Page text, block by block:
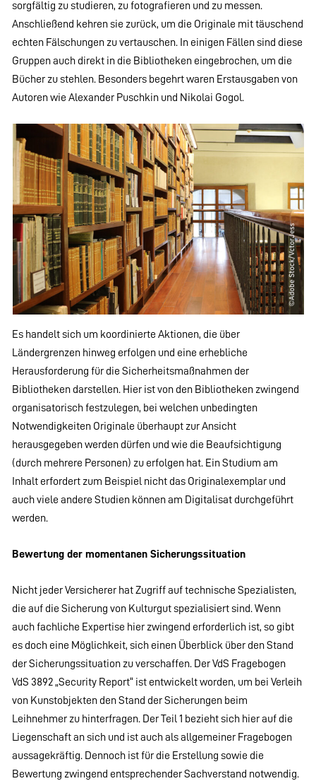
sorgfältig zu studieren, zu fotografieren und zu messen.
Anschließend kehren sie zurück, um die Originale mit täuschend
echten Fälschungen zu vertauschen. In einigen Fällen sind diese
Gruppen auch direkt in die Bibliotheken eingebrochen, um die
Bücher zu stehlen. Besonders begehrt waren Erstausgaben von
Autoren wie Alexander Puschkin und Nikolai Gogol.
Es handelt sich um koordinierte Aktionen, die über
Ländergrenzen hinweg erfolgen und eine erhebliche
Herausforderung für die Sicherheitsmaßnahmen der
Bibliotheken darstellen. Hier ist von den Bibliotheken zwingend
organisatorisch festzulegen, bei welchen unbedingten
Notwendigkeiten Originale überhaupt zur Ansicht
herausgegeben werden dürfen und wie die Beaufsichtigung
(durch mehrere Personen) zu erfolgen hat. Ein Studium am
Inhalt erfordert zum Beispiel nicht das Originalexemplar und
auch viele andere Studien können am Digitalisat durchgeführt
werden.
Bewertung der momentanen Sicherungssituation
Nicht jeder Versicherer hat Zugriff auf technische Spezialisten,
die auf die Sicherung von Kulturgut spezialisiert sind. Wenn
auch fachliche Expertise hier zwingend erforderlich ist, so gibt
es doch eine Möglichkeit, sich einen Überblick über den Stand
der Sicherungssituation zu verschaffen. Der VdS Fragebogen
VdS 3892 „Security Report“ ist entwickelt worden, um bei Verleih
von Kunstobjekten den Stand der Sicherungen beim
Leihnehmer zu hinterfragen. Der Teil 1 bezieht sich hier auf die
Liegenschaft an sich und ist auch als allgemeiner Fragebogen
aussagekräftig. Dennoch ist für die Erstellung sowie die
Bewertung zwingend entsprechender Sachverstand notwendig.